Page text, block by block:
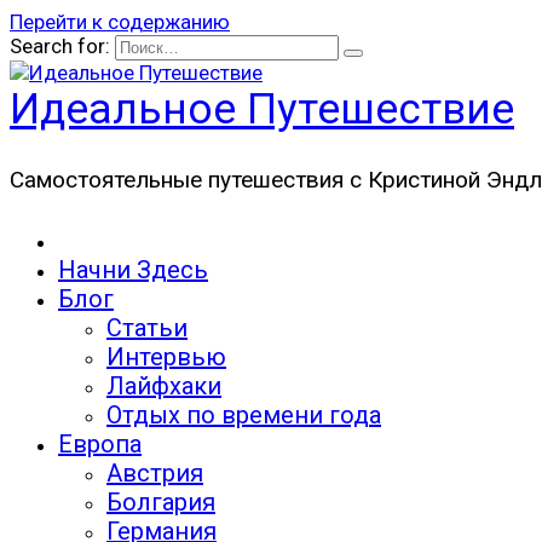
Перейти к содержанию
Search for:
Идеальное Путешествие
Самостоятельные путешествия с Кристиной
Начни Здесь
Блог
Статьи
Интервью
Лайфхаки
Отдых по времени года
Европа
Австрия
Болгария
Германия